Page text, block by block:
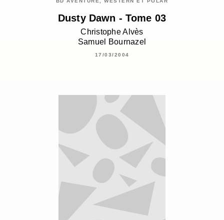
Dusty Dawn - Tome 03
Christophe Alvès
Samuel Bournazel
17/03/2004